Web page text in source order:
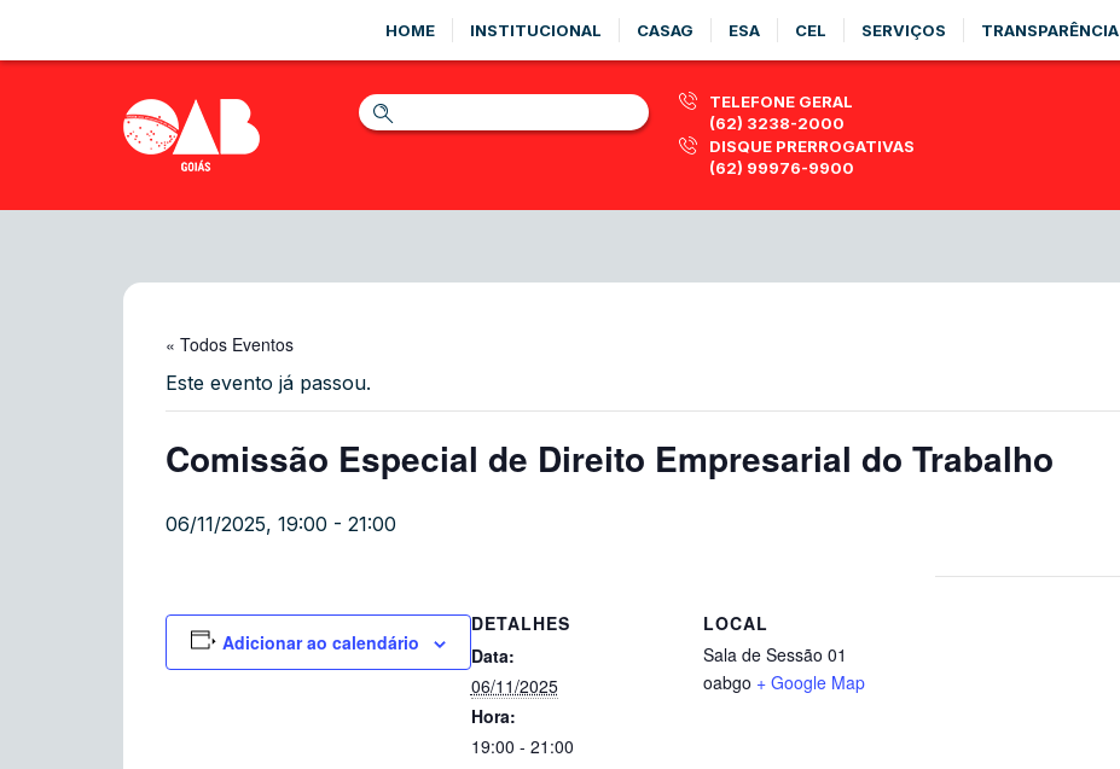
HOME INSTITUCIONAL CASAG ESA CEL SERVIÇOS TRANSPARÊNCIA
TELEFONE GERAL
(62) 3238-2000
DISQUE PRERROGATIVAS
(62) 99976-9900
« Todos Eventos
Este evento já passou.
Comissão Especial de Direito Empresarial do Trabalho
06/11/2025, 19:00 - 21:00
Adicionar ao calendário
DETALHES
Data:
06/11/2025
Hora:
19:00 - 21:00
LOCAL
Sala de Sessão 01
oabgo + Google Map